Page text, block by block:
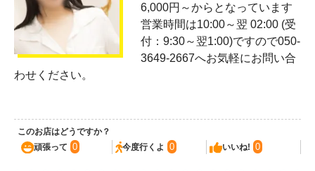
6,000円～からとなっています
営業時間は10:00～翌 02:00 (受
付：9:30～翌1:00)ですので050-
3649-2667へお気軽にお問い合
わせください。
このお店はどうですか？
頑張って 0 今度行くよ 0 いいね! 0